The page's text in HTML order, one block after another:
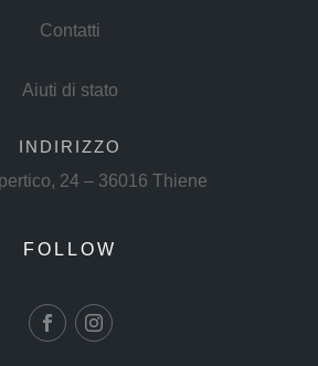
Contatti
Aiuti di stato
INDIRIZZO
24 – 36016 Thiene
FOLLOW